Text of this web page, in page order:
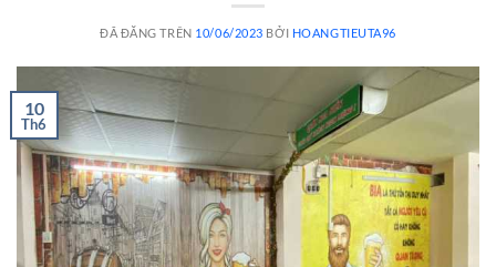
ĐÃ ĐĂNG TRÊN 10/06/2023 BỞI HOANGTIEUTA96
10
Th6